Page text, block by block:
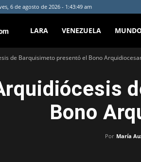
6 de agosto de 2026 - 1:43:49 am
Noticias251
LARA VENEZUELA
de Barquisimeto presentó el Bono
Bono
Por María